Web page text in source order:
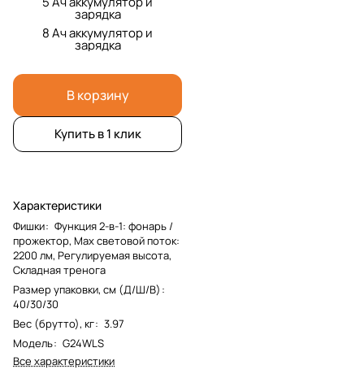
зарядка
8 Ач аккумулятор и
зарядка
В корзину
Купить в 1 клик
Характеристики
Фишки: Функция 2-в-1: фонарь /
прожектор, Мах световой поток:
2200 лм, Регулируемая высота,
Складная тренога
Размер упаковки, см (Д/Ш/В) :
40/30/30
Вес (брутто), кг: 3.97
Модель: G24WLS
Все характеристики